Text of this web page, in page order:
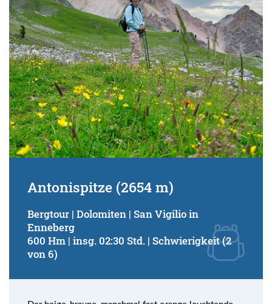
Antonispitze (2654 m)
Bergtour | Dolomiten | San Vigilio in
Enneberg
600 Hm | insg. 02:30 Std. | Schwierigkeit (2
von 6)